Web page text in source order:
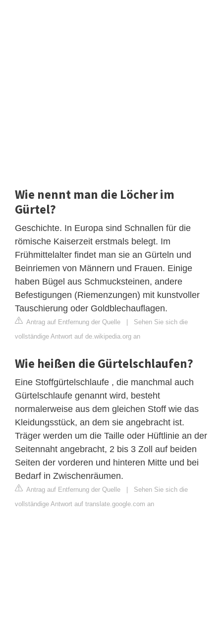
Wie nennt man die Löcher im
Gürtel?
Geschichte. In Europa sind Schnallen für die
römische Kaiserzeit erstmals belegt. Im
Frühmittelalter findet man sie an Gürteln und
Beinriemen von Männern und Frauen. Einige
haben Bügel aus Schmucksteinen, andere
Befestigungen (Riemenzungen) mit kunstvoller
Tauschierung oder Goldblechauflagen.
Antrag auf Entfernung der Quelle
Sehen Sie sich die
vollständige Antwort auf de.wikipedia.org an
Wie heißen die Gürtelschlaufen?
Eine Stoffgürtelschlaufe , die manchmal auch
Gürtelschlaufe genannt wird, besteht
normalerweise aus dem gleichen Stoff wie das
Kleidungsstück, an dem sie angebracht ist.
Träger werden um die Taille oder Hüftlinie an der
Seitennaht angebracht, 2 bis 3 Zoll auf beiden
Seiten der vorderen und hinteren Mitte und bei
Bedarf in Zwischenräumen.
Antrag auf Entfernung der Quelle
Sehen Sie sich die
vollständige Antwort auf translate.google.com an